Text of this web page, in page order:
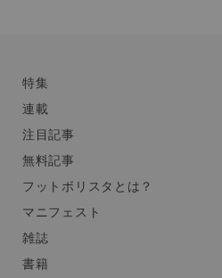
特集
連載
注目記事
無料記事
フットボリスタとは？
マニフェスト
雑誌
書籍